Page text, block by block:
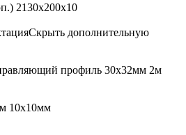
2130х200х10
Скрыть дополнительную
профиль 30х32мм 2м
10х10мм